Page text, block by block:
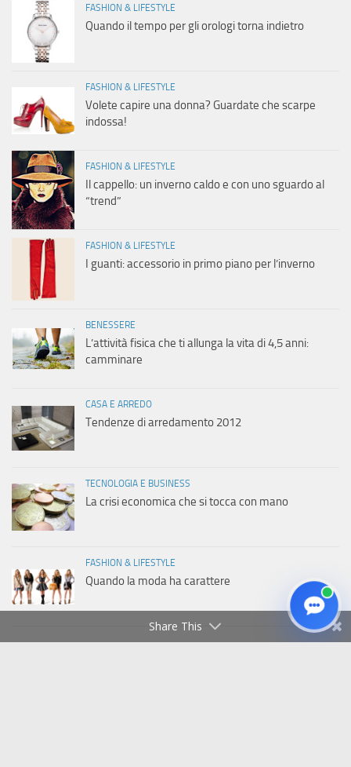
FASHION & LIFESTYLE
Quando il tempo per gli orologi torna indietro
FASHION & LIFESTYLE
Volete capire una donna? Guardate che scarpe
indossa!
FASHION & LIFESTYLE
Il cappello: un inverno caldo e con uno sguardo al
“trend”
FASHION & LIFESTYLE
I guanti: accessorio in primo piano per l’inverno
BENESSERE
L’attività fisica che ti allunga la vita di 4,5 anni:
camminare
CASA E ARREDO
Tendenze di arredamento 2012
TECNOLOGIA E BUSINESS
La crisi economica che si tocca con mano
FASHION & LIFESTYLE
Quando la moda ha carattere
Share This